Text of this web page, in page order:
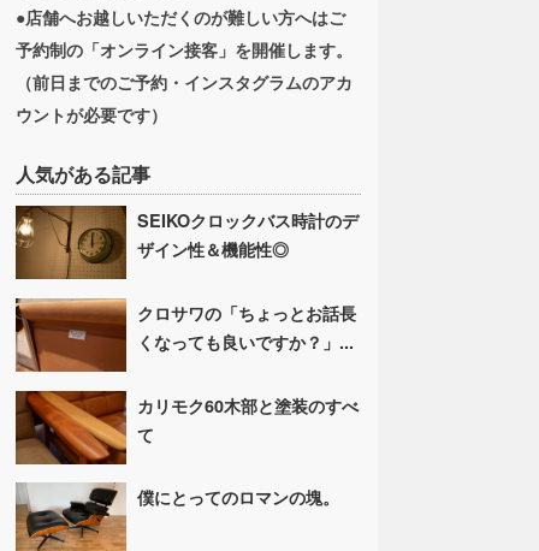
●店舗へお越しいただくのが難しい方へはご
予約制の「オンライン接客」を開催します。
（前日までのご予約・インスタグラムのアカ
ウントが必要です）
人気がある記事
SEIKOクロックバス時計のデ
ザイン性＆機能性◎
クロサワの「ちょっとお話長
くなっても良いですか？」...
カリモク60木部と塗装のすべ
て
僕にとってのロマンの塊。